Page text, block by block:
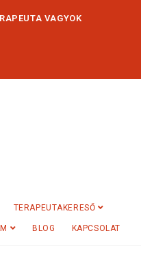
VAGYOK
TERAPEUTAKERESŐ
BLOG KAPCSOLAT